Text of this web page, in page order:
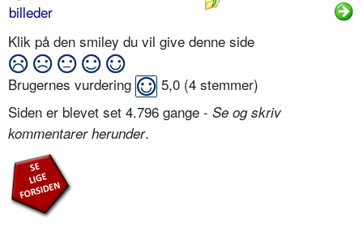
billeder
Klik på den smiley du vil give denne side
Brugernes vurdering 5,0 (4 stemmer)
Siden er blevet set 4.796 gange - Se og skriv
kommentarer herunder.